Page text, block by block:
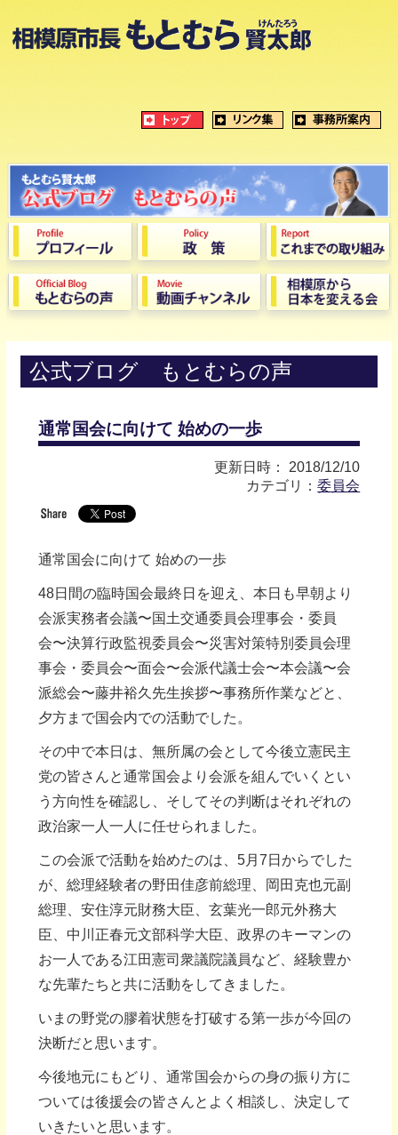
公式ブログ もとむらの声
通常国会に向けて 始めの一歩
更新日時： 2018/12/10
カテゴリ：委員会
通常国会に向けて 始めの一歩
48日間の臨時国会最終日を迎え、本日も早朝より
会派実務者会議〜国土交通委員会理事会・委員
会〜決算行政監視委員会〜災害対策特別委員会理
事会・委員会〜面会〜会派代議士会〜本会議〜会
派総会〜藤井裕久先生挨拶〜事務所作業などと、
夕方まで国会内での活動でした。
その中で本日は、無所属の会として今後立憲民主
党の皆さんと通常国会より会派を組んでいくとい
う方向性を確認し、そしてその判断はそれぞれの
政治家一人一人に任せられました。
この会派で活動を始めたのは、5月7日からでした
が、総理経験者の野田佳彦前総理、岡田克也元副
総理、安住淳元財務大臣、玄葉光一郎元外務大
臣、中川正春元文部科学大臣、政界のキーマンの
お一人である江田憲司衆議院議員など、経験豊か
な先輩たちと共に活動をしてきました。
いまの野党の膠着状態を打破する第一歩が今回の
決断だと思います。
今後地元にもどり、通常国会からの身の振り方に
ついては後援会の皆さんとよく相談し、決定して
いきたいと思います。